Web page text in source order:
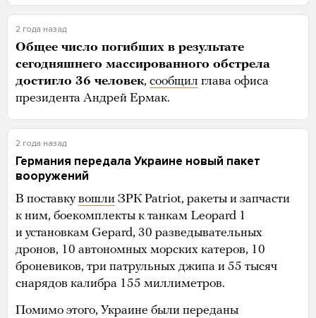
2 года назад
Общее число погибших в результате
сегодняшнего массированного обстрела
достигло 36 человек, сообщил глава офиса
президента Андрей Ермак.
2 года назад
Германия передала Украине новый пакет
вооружений
В поставкувошли ЗРК Patriot, ракеты и запчасти
к ним, боекомплекты к танкам Leopard 1
и установкам Gepard, 30 разведывательных
дронов, 10 автономных морских катеров, 10
броневиков, три патрульных джипа и 55 тысяч
снарядов калибра 155 миллиметров.
Помимо этого, Украине были переданы